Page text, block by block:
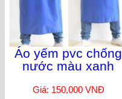
Áo yếm pvc chống
nước màu xanh
Giá: 150,000 VNĐ